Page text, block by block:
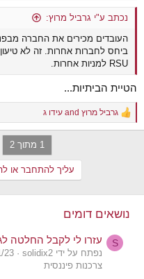
נכתב ע"י גרביל מרוץ:
העובדים מכירים את החברה
ביחס לחברות אחרות. זה לא
RSU למניות אחרות.
הטיית הביתיות...
R
e
n
גרביל מרוץ עידו ג
1 מתוך 2
עליך להתחבר או
נושאים דומים
S עזרו לי לקבל החלטה
נפתח על ידי solidix2 23
צרכנות פיננסית